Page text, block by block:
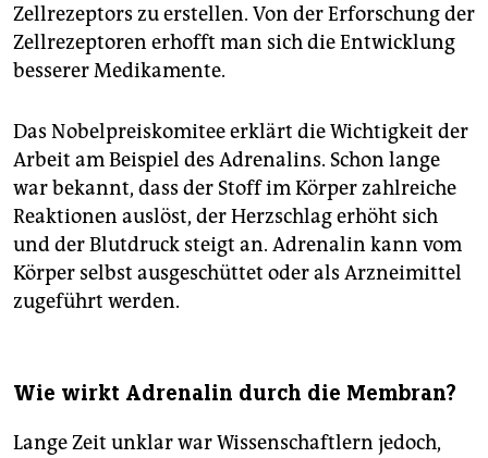
Zellrezeptors zu erstellen. Von der Erforschung der
Zellrezeptoren erhofft man sich die Entwicklung
besserer Medikamente.
Das Nobelpreiskomitee erklärt die Wichtigkeit der
Arbeit am Beispiel des Adrenalins. Schon lange
war bekannt, dass der Stoff im Körper zahlreiche
Reaktionen auslöst, der Herzschlag erhöht sich
und der Blutdruck steigt an. Adrenalin kann vom
Körper selbst ausgeschüttet oder als Arzneimittel
zugeführt werden.
Wie wirkt Adrenalin durch die Membran?
Lange Zeit unklar war Wissenschaftlern jedoch,